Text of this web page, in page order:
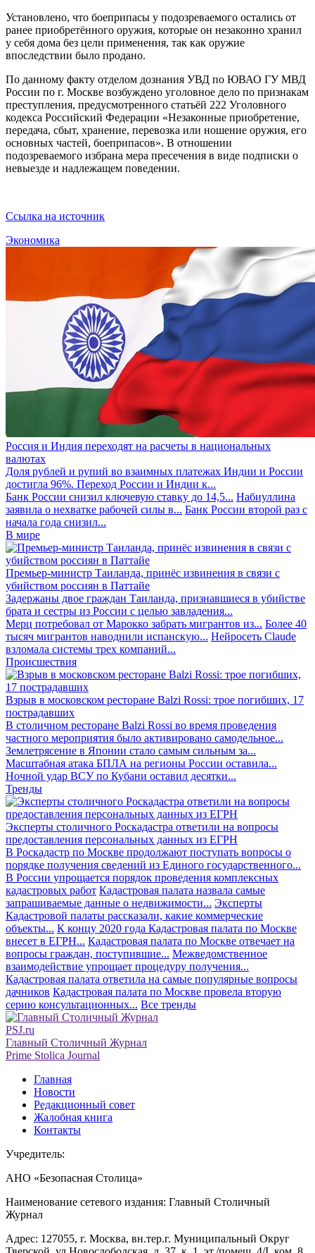
Установлено, что боеприпасы у подозреваемого остались от
ранее приобретённого оружия, которые он незаконно хранил
у себя дома без цели применения, так как оружие
впоследствии было продано.
По данному факту отделом дознания УВД по ЮВАО ГУ МВД
России по г. Москве возбуждено уголовное дело по признакам
преступления, предусмотренного статьёй 222 Уголовного
кодекса Российский Федерации «Незаконные приобретение,
передача, сбыт, хранение, перевозка или ношение оружия, его
основных частей, боеприпасов». В отношении
подозреваемого избрана мера пресечения в виде подписки о
невыезде и надлежащем поведении.
Ссылка на источник
Экономика
Россия и Индия переходят на расчеты в национальных
валютах
Доля рублей и рупий во взаимных платежах Индии и России
достигла 96%. Переход России и Индии к...
Банк России снизил ключевую ставку до 14,5... Набиуллина
заявила о нехватке рабочей силы в... Банк России второй раз с
начала года снизил...
В мире
Премьер-министр Таиланда, принёс извинения в связи с
убийством россиян в Паттайе
Задержаны двое граждан Таиланда, признавшиеся в убийстве
брата и сестры из России с целью завладения...
Мерц потребовал от Марокко забрать мигрантов из... Более 40
тысяч мигрантов наводнили испанскую... Нейросеть Claude
взломала системы трех компаний...
Происшествия
Взрыв в московском ресторане Balzi Rossi: трое погибших, 17
пострадавших
В столичном ресторане Balzi Rossi во время проведения
частного мероприятия было активировано самодельное...
Землетрясение в Японии стало самым сильным за...
Масштабная атака БПЛА на регионы России оставила...
Ночной удар ВСУ по Кубани оставил десятки...
Тренды
Эксперты столичного Роскадастра ответили на вопросы
предоставления персональных данных из ЕГРН
В Роскадастр по Москве продолжают поступать вопросы о
порядке получения сведений из Единого государственного...
В России упрощается порядок проведения комплексных
кадастровых работ Кадастровая палата назвала самые
запрашиваемые данные о недвижимости... Эксперты
Кадастровой палаты рассказали, какие коммерческие
объекты... К концу 2020 года Кадастровая палата по Москве
внесет в ЕГРН... Кадастровая палата по Москве отвечает на
вопросы граждан, поступившие... Межведомственное
взаимодействие упрощает процедуру получения...
Кадастровая палата ответила на самые популярные вопросы
дачников Кадастровая палата по Москве провела вторую
серию консультационных... Все тренды
PSJ.ru
Главный Столичный Журнал
Prime Stolica Journal
Главная
Новости
Редакционный совет
Жалобная книга
Контакты
Учредитель:
АНО «Безопасная Столица»
Наименование сетевого издания: Главный Столичный
Журнал
Адрес: 127055, г. Москва, вн.тер.г. Муниципальный Округ